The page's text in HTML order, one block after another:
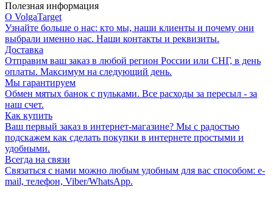
Полезная информация
О VolgaTarget
Узнайте больше о нас: кто мы, наши клиенты и почему они
выбрали именно нас. Наши контакты и реквизиты.
Доставка
Отправим ваш заказ в любой регион России или СНГ, в день
оплаты. Максимум на следующий день.
Мы гарантируем
Обмен мятых банок с пульками. Все расходы за пересыл - за
наш счет.
Как купить
Ваш первый заказ в интернет-магазине? Мы с радостью
подскажем как сделать покупки в интернете простыми и
удобными.
Всегда на связи
Связаться с нами можно любым удобным для вас способом: e-
mail, телефон, Viber/WhatsApp.